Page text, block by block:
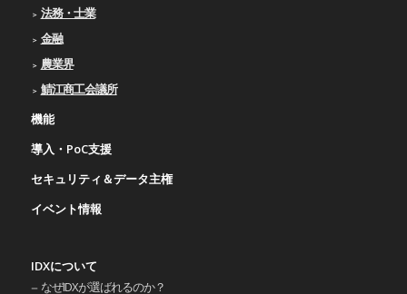
法務・士業
金融
農業界
鯖江商工会議所
機能
導入・PoC支援
セキュリティ＆データ主権
イベント情報
IDXについて
なぜIDXが選ばれるのか？